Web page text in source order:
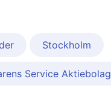
Stockholm
Service Aktiebolag